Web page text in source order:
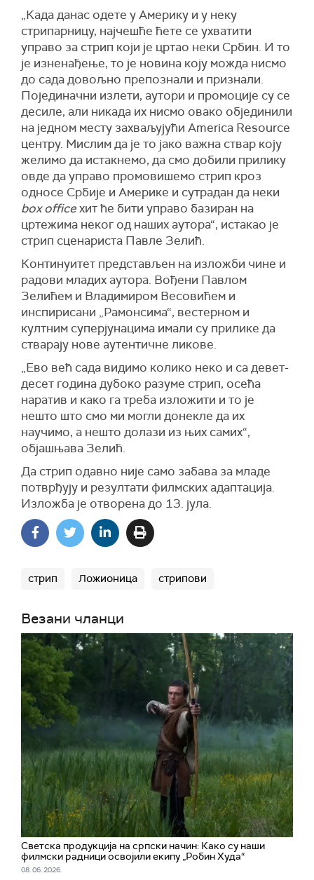
„Када данас одете у Америку и у неку
стрипарницу, најчешће ћете се ухватити
управо за стрип који је цртао неки Србин. И то
је изненађење, то је новина коју можда нисмо
до сада довољно препознали и признали.
Појединачни излети, аутори и промоције су се
десиле, али никада их нисмо овако објединили
на једном месту захваљујући America Resource
центру. Мислим да је то јако важна ствар коју
желимо да истакнемо, да смо добили прилику
овде да управо промовишемо стрип кроз
односе Србије и Америке и сутрадан да неки
box officeхит ће бити управо базиран на
цртежима неког од наших аутора“, истакао је
стрип сценариста Павле Зелић.
Континуитет представљен на изложби чине и
радови младих аутора. Вођени Павлом
Зелићем и Владимиром Весовићем и
инспирисани „Рамонсима“, вестерном и
култним суперјунацима имали су прилике да
стварају нове аутентичне ликове.
„Ево већ сада видимо колико неко и са девет-
десет година дубоко разуме стрип, осећа
наратив и како га треба изложити и то је
нешто што смо ми могли донекле да их
научимо, а нешто долази из њих самих“,
објашњава Зелић.
Да стрип одавно није само забава за младе
потврђују и резултати филмских адаптација.
Изложба је отворена до 13. јула.
стрип Ложионица стрипови
Везани чланци
Светска продукција на српски начин: Како су наши
филмски радници освојили екипу „Робин Худа“
08. 06. 2026.